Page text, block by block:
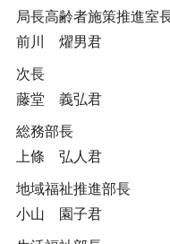
局長高齢者施策推進室
前川 燿男君
次長
藤堂 義弘君
総務部長
上條 弘人君
地域福祉推進部長
小山 園子君